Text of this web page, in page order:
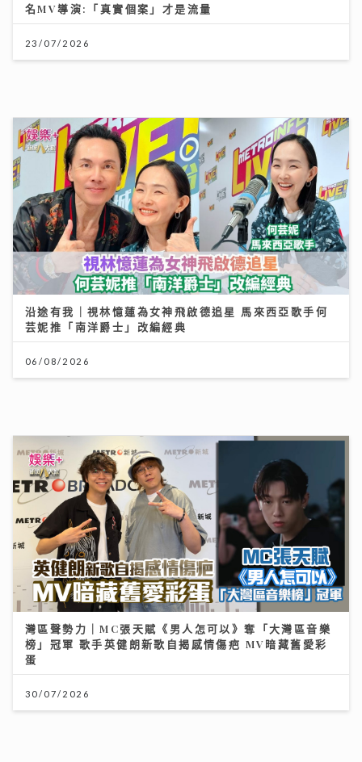
06/08/2026
灣區聲勢力｜MC張天賦《男人怎可以》奪「大灣區音樂
榜」冠軍 歌手英健朗新歌自揭感情傷疤 MV暗藏舊愛彩
《原來生活好快樂》｜倪震權跨界出歌《錯過了沒下次》
從排球港隊到樂壇新人 自爆錄音勁緊張
06/08/2026